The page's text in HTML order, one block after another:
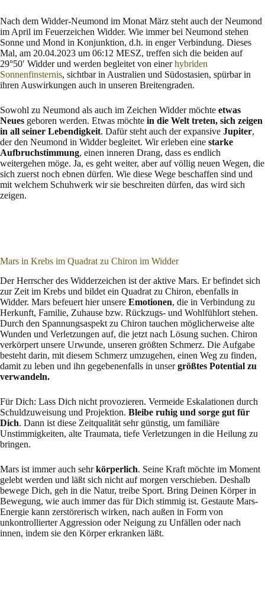
Nach dem Widder-Neumond im Monat März steht auch der Neumond
im April im Feuerzeichen Widder. Wie immer bei Neumond stehen
Sonne und Mond in Konjunktion, d.h. in enger Verbindung. Dieses
Mal, am 20.04.2023 um 06:12 MESZ, treffen sich die beiden auf
29°50′ Widder und werden begleitet von einerhybriden
Sonnenfinsternis, sichtbar in Australien und Südostasien, spürbar in
ihren Auswirkungen auch in unseren Breitengraden.
Sowohl zu Neumond als auch im Zeichen Widder möchte etwas
Neues geboren werden. Etwas möchte in die Welt treten, sich zeigen
in all seiner Lebendigkeit. Dafür steht auch der expansive Jupiter,
der den Neumond in Widder begleitet. Wir erleben eine starke
Aufbruchstimmung, einen inneren Drang, dass es endlich
weitergehen möge. Ja, es geht weiter, aber auf völlig neuen Wegen, die
sich zuerst noch ebnen dürfen. Wie diese Wege beschaffen sind und
mit welchem Schuhwerk wir sie beschreiten dürfen, das wird sich
zeigen.
Mars in Krebs im Quadrat zu Chiron im Widder
Der Herrscher des Widderzeichen ist der aktive Mars. Er befindet sich
zur Zeit im Krebs und bildet ein Quadrat zu Chiron, ebenfalls in
Widder. Mars befeuert hier unsere Emotionen, die in Verbindung zu
Herkunft, Familie, Zuhause bzw. Rückzugs- und Wohlfühlort stehen.
Durch den Spannungsaspekt zu Chiron tauchen möglicherweise alte
Wunden und Verletzungen auf, die jetzt nach Lösung suchen. Chiron
verkörpert unsere Urwunde, unseren größten Schmerz. Die Aufgabe
besteht darin, mit diesem Schmerz umzugehen, einen Weg zu finden,
damit zu leben und ihn gegebenenfalls in unsergrößtes Potential zu
verwandeln.
Für Dich: Lass Dich nicht provozieren. Vermeide Eskalationen durch
Schuldzuweisung und Projektion. Bleibe ruhig und sorge gut für
Dich. Dann ist diese Zeitqualität sehr günstig, um familiäre
Unstimmigkeiten, alte Traumata, tiefe Verletzungen in die Heilung zu
bringen.
Mars ist immer auch sehrkörperlich. Seine Kraft möchte im Moment
gelebt werden und läßt sich nicht auf morgen verschieben. Deshalb
bewege Dich, geh in die Natur, treibe Sport. Bring Deinen Körper in
Bewegung, wie auch immer das für Dich stimmig ist. Gestaute Mars-
Energie kann zerstörerisch wirken, nach außen in Form von
unkontrollierter Aggression oder Neigung zu Unfällen oder nach
innen, indem sie den Körper erkranken läßt.